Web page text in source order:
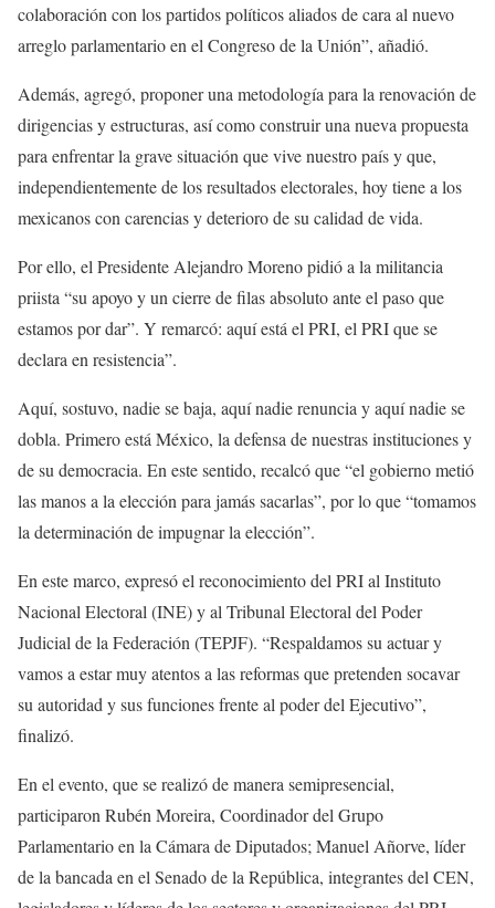
colaboración con los partidos políticos aliados de cara al nuevo
arreglo parlamentario en el Congreso de la Unión”, añadió.
Además, agregó, proponer una metodología para la renovación de
dirigencias y estructuras, así como construir una nueva propuesta
para enfrentar la grave situación que vive nuestro país y que,
independientemente de los resultados electorales, hoy tiene a los
mexicanos con carencias y deterioro de su calidad de vida.
Por ello, el Presidente Alejandro Moreno pidió a la militancia
priista “su apoyo y un cierre de filas absoluto ante el paso que
estamos por dar”. Y remarcó: aquí está el PRI, el PRI que se
declara en resistencia”.
Aquí, sostuvo, nadie se baja, aquí nadie renuncia y aquí nadie se
dobla. Primero está México, la defensa de nuestras instituciones y
de su democracia. En este sentido, recalcó que “el gobierno metió
las manos a la elección para jamás sacarlas”, por lo que “tomamos
la determinación de impugnar la elección”.
En este marco, expresó el reconocimiento del PRI al Instituto
Nacional Electoral (INE) y al Tribunal Electoral del Poder
Judicial de la Federación (TEPJF). “Respaldamos su actuar y
vamos a estar muy atentos a las reformas que pretenden socavar
su autoridad y sus funciones frente al poder del Ejecutivo”,
finalizó.
En el evento, que se realizó de manera semipresencial,
participaron Rubén Moreira, Coordinador del Grupo
Parlamentario en la Cámara de Diputados; Manuel Añorve, líder
de la bancada en el Senado de la República, integrantes del CEN,